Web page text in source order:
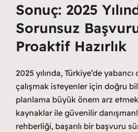
Sonuç: 2025
Sorunsuz
Proaktif Hazırlık
2025 yılında, Türkiye’de
çalışmak isteyenler için doğru
planlama büyük önem arz
kaynaklar ile güvenilir
rehberliği, başarılı bir başvuru